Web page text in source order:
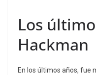
Los
Hackman
En los últimos años, fue